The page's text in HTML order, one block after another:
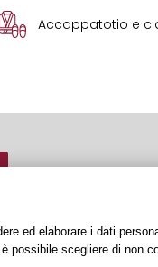
Accappatotio e
ed elaborare i dati
possibile scegliere di non